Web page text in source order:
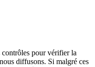
contrôles pour vérifier la
diffusons. Si malgré ces